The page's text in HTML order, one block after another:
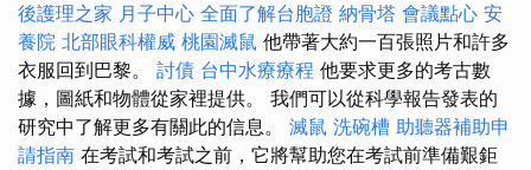
後護理之家 月子中心 全面了解台胞證 納骨塔 會議點心 安
養院 北部眼科權威 桃園滅鼠 他帶著大約一百張照片和許多
衣服回到巴黎。 討債 台中水療療程 他要求更多的考古數
據，圖紙和物體從家裡提供。 我們可以從科學報告發表的
研究中了解更多有關此的信息。 滅鼠 洗碗槽 助聽器補助申
請指南 在考試和考試之前，它將幫助您在考試前準備艱鉅